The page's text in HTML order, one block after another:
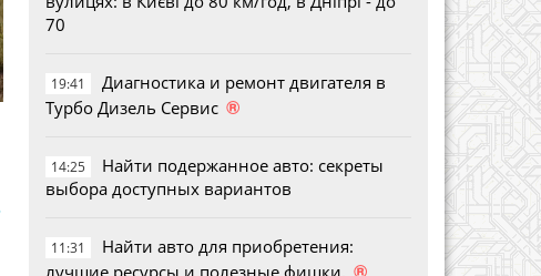
70
19:41
Диагностика и ремонт двигателя в
Турбо Дизель Сервис ®
14:25
Найти подержанное авто: секреты
выбора доступных вариантов
11:31
Найти авто для приобретения:
лучшие ресурсы и полезные фишки. ®